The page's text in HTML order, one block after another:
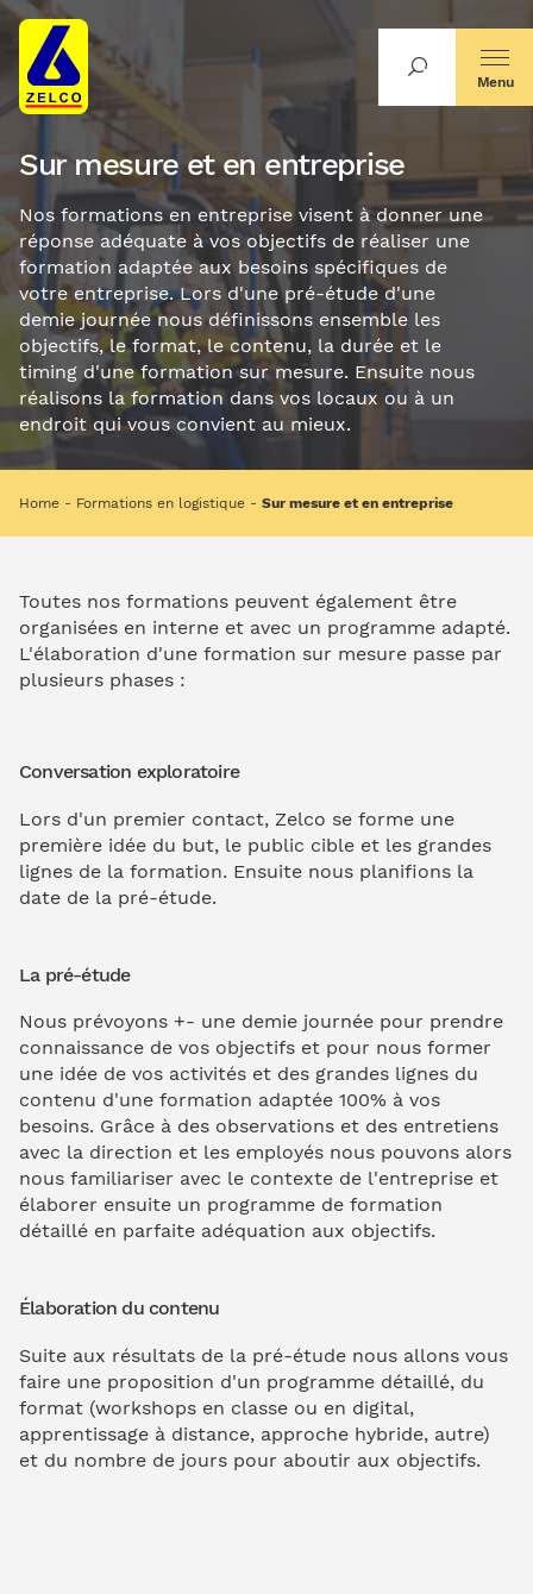
Sur mesure et en entreprise
Nos formations en entreprise visent à donner une
réponse adéquate à vos objectifs de réaliser une
formation adaptée aux besoins spécifiques de
votre entreprise. Lors d'une pré-étude d'une
demie journée nous définissons ensemble les
objectifs, le format, le contenu, la durée et le
timing d'une formation sur mesure. Ensuite nous
réalisons la formation dans vos locaux ou à un
endroit qui vous convient au mieux.
Home Formations en logistique Sur mesure et en entreprise
Menu
Toutes nos formations peuvent également être
organisées en interne et avec un programme adapté.
L'élaboration d'une formation sur mesure passe par
plusieurs phases :
Conversation exploratoire
Lors d'un premier contact, Zelco se forme une
première idée du but, le public cible et les grandes
lignes de la formation. Ensuite nous planifions la
date de la pré-étude.
La pré-étude
Nous prévoyons +- une demie journée pour prendre
connaissance de vos objectifs et pour nous former
une idée de vos activités et des grandes lignes du
contenu d'une formation adaptée 100% à vos
besoins. Grâce à des observations et des entretiens
avec la direction et les employés nous pouvons alors
nous familiariser avec le contexte de l'entreprise et
élaborer ensuite un programme de formation
détaillé en parfaite adéquation aux objectifs.
Élaboration du contenu
Suite aux résultats de la pré-étude nous allons vous
faire une proposition d'un programme détaillé, du
format (workshops en classe ou en digital,
apprentissage à distance, approche hybride, autre)
et du nombre de jours pour aboutir aux objectifs.